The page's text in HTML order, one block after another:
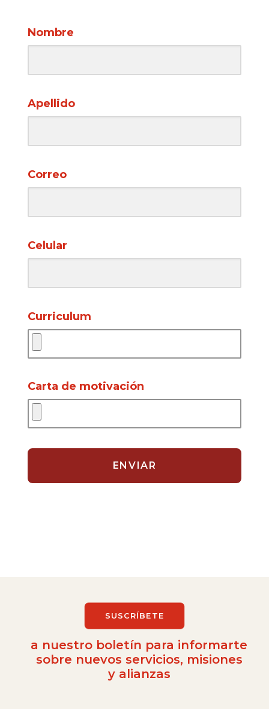
Nombre
Apellido
Correo
Celular
Curriculum
Carta de motivación
SUSCRÍBETE
a nuestro boletín para informarte
sobre nuevos servicios, misiones
y alianzas